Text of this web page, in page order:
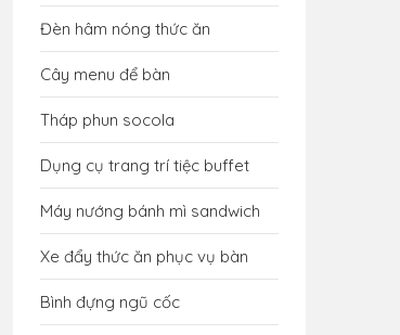
Đèn hâm nóng thức ăn
Cây menu để bàn
Tháp phun socola
Dụng cụ trang trí tiệc buffet
Máy nướng bánh mì sandwich
Xe đẩy thức ăn phục vụ bàn
Bình đựng ngũ cốc